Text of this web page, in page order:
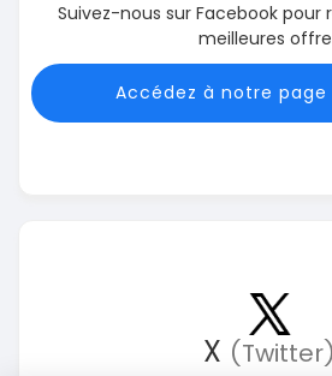
Suivez-nous sur Facebook pour
meilleures
Accédez à notre page
X (Twitter)